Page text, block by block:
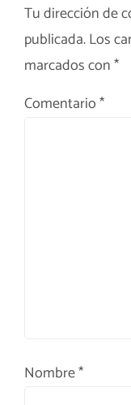
Tu dirección de
publicada.Los
marcados con*
Comentario*
Nombre*